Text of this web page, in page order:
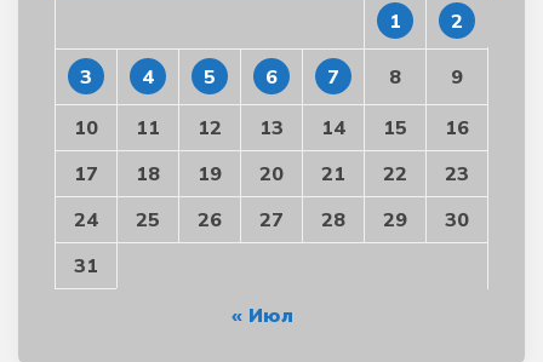
1 2
3 4 5 6 7 8 9
10 11 12 13 14 15
16
17
18 19 20 21 22
23
24
25 26 27 28 29
30
31
« Июл